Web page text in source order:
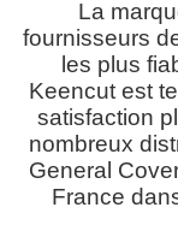
La
fournisseurs
les plus
Keencut est
satisfaction
nombreux
General
France